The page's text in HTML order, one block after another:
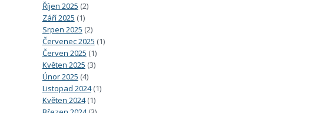
Říjen 2025 (2)
Září 2025 (1)
Srpen 2025 (2)
Červenec 2025 (1)
Červen 2025 (1)
Květen 2025 (3)
Únor 2025 (4)
Listopad 2024(1)
Květen 2024(1)